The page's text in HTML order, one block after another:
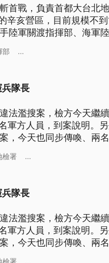
首戰，負責首都大台北
辛亥營區，目前規模不
陸軍關渡指揮部、海軍
部 ...
隊長
法濫搜案，檢方今天繼
軍方人員，到案說明。
，今天也同步傳喚、兩
和另一名軍方人員，先後
檢署 ...
隊長
法濫搜案，檢方今天繼
軍方人員，到案說明。
，今天也同步傳喚、兩
檢署 ...